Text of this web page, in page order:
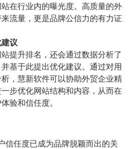
在行业内的曝光度。高质量的外
流量，更是品牌公信力的有力证
议
提升排名，还会通过数据分析了
基于此提出优化建议。通过对用
，慧新软件可以协助外贸企业精
步优化网站结构和内容，从而在
验和信任度。
信任度已成为品牌脱颖而出的关